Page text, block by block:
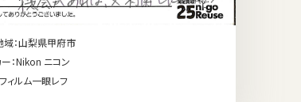
域：山梨県甲府市
：Nikon ニコン
ィルム一眼レフ